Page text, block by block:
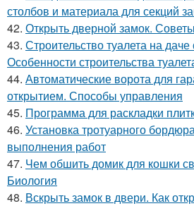
столбов и материала для секций
42. Открыть дверной замок. Советы
43. Строительство туалета на
Особенности строительства
44. Автоматические ворота для
открытием. Способы управления
45. Программа для раскладки
46. Установка тротуарного
выполнения работ
47. Чем обшить домик для кошки
Биология
48. Вскрыть замок в двери. Как